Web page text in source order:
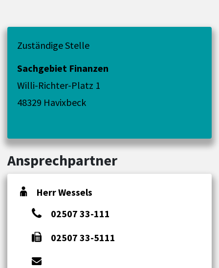
Zuständige Stelle
Sachgebiet Finanzen
Willi-Richter-Platz 1
48329 Havixbeck
Ansprechpartner
Herr Wessels
02507 33-111
02507 33-5111